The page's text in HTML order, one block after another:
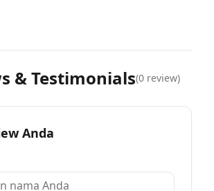
& Testimonials(0 review)
Anda